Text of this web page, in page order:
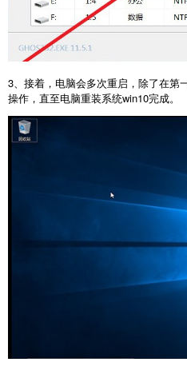
3、接着，电脑会多次重启，除了在第
操作，直至电脑重装系统win10完成。